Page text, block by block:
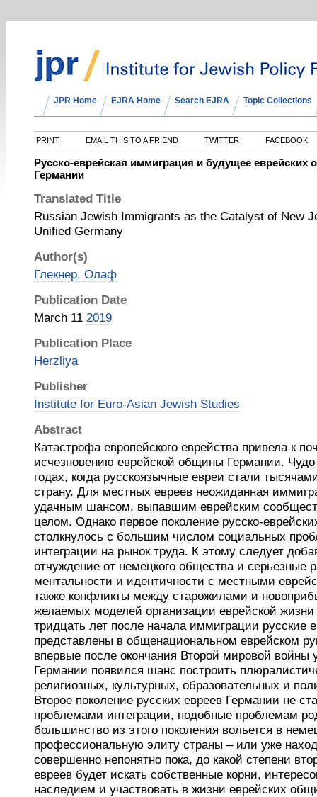
JPR Home EJRA Home Search EJRA Topic Collections
PRINT EMAIL THIS TO A FRIEND TWITTER FACEBOOK
Русско-еврейская иммиграция и будущее
Германии
Translated Title
Russian Jewish Immigrants as the Catalyst of New
Unified Germany
Author(s)
Глекнер, Олаф
Publication Date
March 11 2019
Publication Place
Herzliya
Publisher
Institute for Euro-Asian Jewish Studies
Abstract
Катастрофа европейского еврейства привела к
исчезновению еврейской общины Германии.
годах, когда русскоязычные евреи стали
страну. Для местных евреев неожиданная
удачным шансом, выпавшим еврейским
целом. Однако первое поколение русско-
столкнулось с большим числом социальных
интеграции на рынок труда. К этому следует
отчуждение от немецкого общества и серьезные
ментальности и идентичности с местными
также конфликты между старожилами и
желаемых моделей организации еврейской жизни
тридцать лет после начала иммиграции русские
представлены в общенациональном еврейском
впервые после окончания Второй мировой войны
Германии появился шанс построить
религиозных, культурных, образовательных и
Второе поколение русских евреев Германии не
проблемами интеграции, подобные проблемам
большинство из этого поколения вольется в
профессиональную элиту страны – или уже
совершенно непонятно пока, до какой степени
евреев будет искать собственные корни,
наследием и участвовать в жизни еврейских